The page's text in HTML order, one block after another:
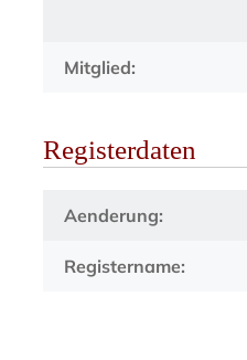
Mitglied:
Registerdaten
Aenderung:
Registername: